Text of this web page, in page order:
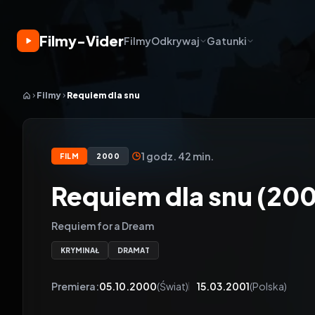
Filmy-ViderFilmyOdkrywaj Gatunki
Filmy Requiem dla snu
FILM 2000 1 godz. 42 min.
Requiem dla snu
Requiem for a Dream
KRYMINAŁ DRAMAT
Premiera:05.10.2000(Świat) 15.03.2001(Polska)